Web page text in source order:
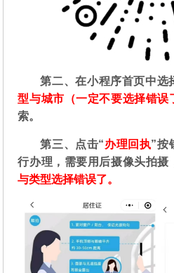
第二、在小程序首页中选
型与城市（一定不要选择错误
索。
第三、点击“办理回执”按
行办理，需要用后摄像头拍摄
与类型选择错误了。